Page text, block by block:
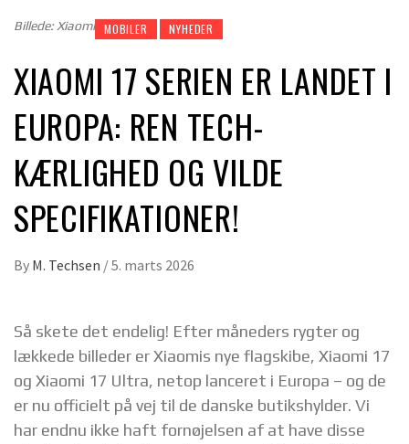
Billede: Xiaomi MOBILER NYHEDER
XIAOMI 17 SERIEN ER LANDET I
EUROPA: REN TECH-
KÆRLIGHED OG VILDE
SPECIFIKATIONER!
By M. Techsen /5. marts 2026
Så skete det endelig! Efter måneders rygter og
lækkede billeder er Xiaomis nye flagskibe, Xiaomi 17
og Xiaomi 17 Ultra, netop lanceret i Europa – og de
er nu officielt på vej til de danske butikshylder. Vi
har endnu ikke haft fornøjelsen af at have disse